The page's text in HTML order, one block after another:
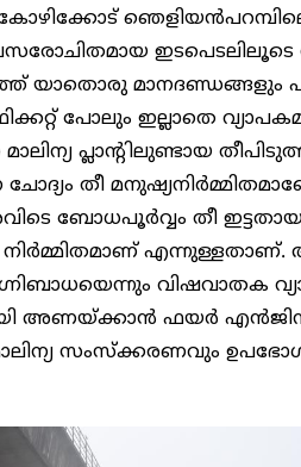
ഇടപെടലിലൂടെ
യാതൊരു മാനദണ്ഡങ്ങളും
പോലും ഇല്ലാതെ
പ്ലാന്റിലുണ്ടായ
ചോദ്യം തീ
ബോധപൂർവ്വം തീ
എന്നുള്ളതാണ്.
വിഷവാതക
അണയ്ക്കാൻ ഫയർ
സംസ്ക്കരണവും